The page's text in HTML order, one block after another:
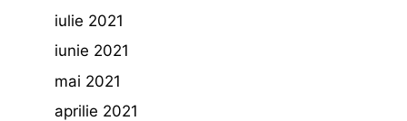
iulie 2021
iunie 2021
mai 2021
aprilie 2021